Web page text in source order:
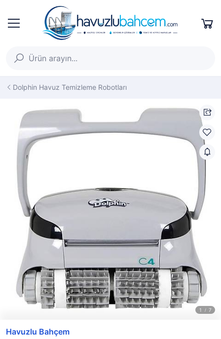
Dolphin Havuz Temizleme Robotları
Havuzlu Bahçem